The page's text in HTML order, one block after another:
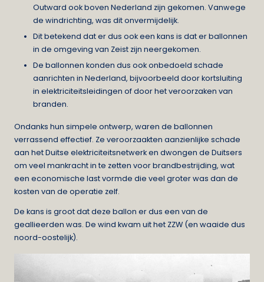
Outward ook boven Nederland zijn gekomen. Vanwege
de windrichting, was dit onvermijdelijk.
Dit betekend dat er dus ook een kans is dat er ballonnen
in de omgeving van Zeist zijn neergekomen.
De ballonnen konden dus ook onbedoeld schade
aanrichten in Nederland, bijvoorbeeld door kortsluiting
in elektriciteitsleidingen of door het veroorzaken van
branden.
Ondanks hun simpele ontwerp, waren de ballonnen
verrassend effectief. Ze veroorzaakten aanzienlijke schade
aan het Duitse elektriciteitsnetwerk en dwongen de Duitsers
om veel mankracht in te zetten voor brandbestrijding, wat
een economische last vormde die veel groter was dan de
kosten van de operatie zelf.
De kans is groot dat deze ballon er dus een van de
geallieerden was. De wind kwam uit het ZZW (en waaide dus
noord-oostelijk).